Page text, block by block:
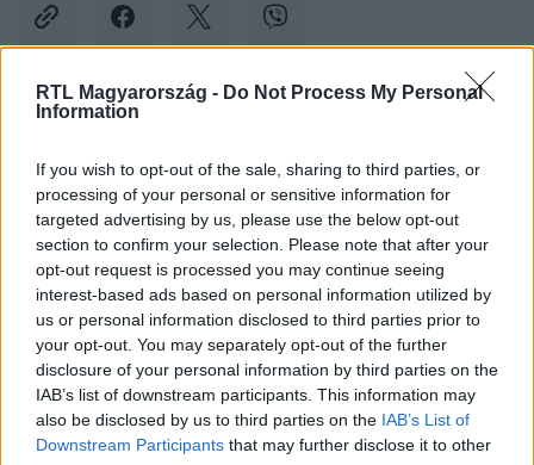
RTL Magyarország - Do Not Process My Personal
Information
If you wish to opt-out of the sale, sharing to third parties, or
processing of your personal or sensitive information for
targeted advertising by us, please use the below opt-out
section to confirm your selection. Please note that after your
opt-out request is processed you may continue seeing
interest-based ads based on personal information utilized by
us or personal information disclosed to third parties prior to
your opt-out. You may separately opt-out of the further
disclosure of your personal information by third parties on the
IAB’s list of downstream participants. This information may
also be disclosed by us to third parties on the IAB’s List of
Downstream Participants that may further disclose it to other
Követem
#A KONYHAFŐNÖK VIP # RTL # FÖRDŐS ZÉ
#ELŐZETESEK #GASZTROREALITY #VIDEÓ